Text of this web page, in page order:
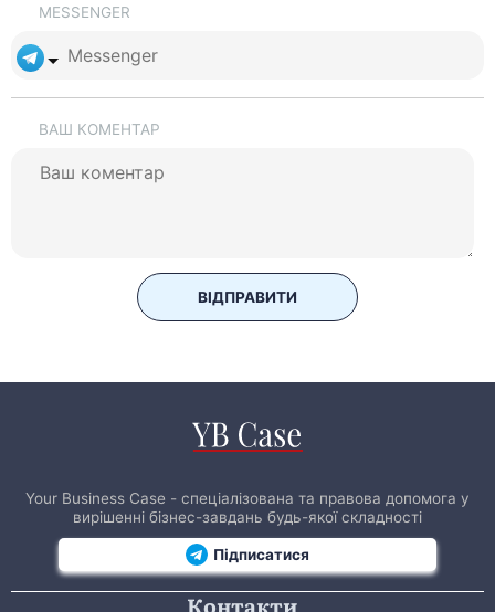
MESSENGER
ВАШ КОМЕНТАР
ВІДПРАВИТИ
Your Business Case - спеціалізована та правова допомога у
вирішенні бізнес-завдань будь-якої складності
Підписатися
Контакти